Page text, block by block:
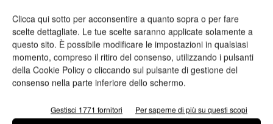
Clicca qui sotto per acconsentire a quanto sopra o per fare
scelte dettagliate. Le tue scelte saranno applicate solamente a
questo sito. È possibile modificare le impostazioni in qualsiasi
momento, compreso il ritiro del consenso, utilizzando i pulsanti
della Cookie Policy o cliccando sul pulsante di gestione del
consenso nella parte inferiore dello schermo.
Gestisci 1771 fornitori Per saperne di più su questi scopi
In base a questi esempi si potrà prediligere un’immagine di
partenza con più megapixel, se possibile, oppure un
trattamento di sharpening (aumento della nitidezza) adatto e
localizzato.
Come sono i contrasti? Ci sono simboli grafici noti?